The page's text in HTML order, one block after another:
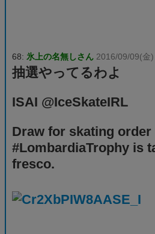
68: 氷上の名無しさん 2016/09/09(金)
抽選やってるわよ
ISAI @IceSkateIRL
Draw for skating order
#LombardiaTrophy is
fresco.